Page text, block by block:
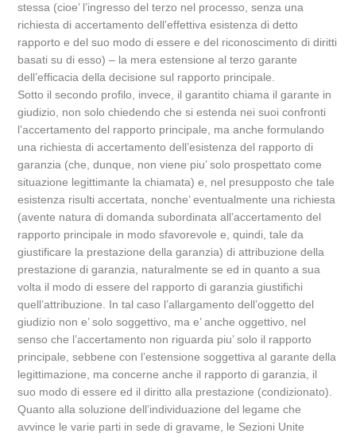
stessa (cioe’ l’ingresso del terzo nel processo, senza una
richiesta di accertamento dell’effettiva esistenza di detto
rapporto e del suo modo di essere e del riconoscimento di diritti
basati su di esso) – la mera estensione al terzo garante
dell’efficacia della decisione sul rapporto principale.
Sotto il secondo profilo, invece, il garantito chiama il garante in
giudizio, non solo chiedendo che si estenda nei suoi confronti
l’accertamento del rapporto principale, ma anche formulando
una richiesta di accertamento dell’esistenza del rapporto di
garanzia (che, dunque, non viene piu’ solo prospettato come
situazione legittimante la chiamata) e, nel presupposto che tale
esistenza risulti accertata, nonche’ eventualmente una richiesta
(avente natura di domanda subordinata all’accertamento del
rapporto principale in modo sfavorevole e, quindi, tale da
giustificare la prestazione della garanzia) di attribuzione della
prestazione di garanzia, naturalmente se ed in quanto a sua
volta il modo di essere del rapporto di garanzia giustifichi
quell’attribuzione. In tal caso l’allargamento dell’oggetto del
giudizio non e’ solo soggettivo, ma e’ anche oggettivo, nel
senso che l’accertamento non riguarda piu’ solo il rapporto
principale, sebbene con l’estensione soggettiva al garante della
legittimazione, ma concerne anche il rapporto di garanzia, il
suo modo di essere ed il diritto alla prestazione (condizionato).
Quanto alla soluzione dell’individuazione del legame che
avvince le varie parti in sede di gravame, le Sezioni Unite